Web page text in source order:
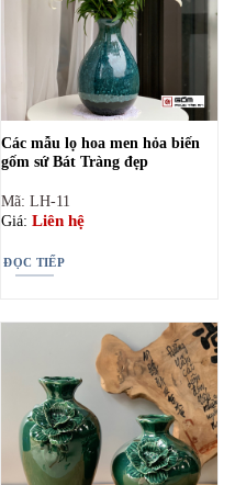
Các mẫu lọ hoa men hỏa biến
gốm sứ Bát Tràng đẹp
Mã: LH-11
Giá: Liên hệ
ĐỌC TIẾP